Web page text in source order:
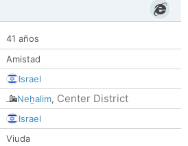
41 años
Amistad
Israel
Neẖalim, Center District
Israel
Viuda